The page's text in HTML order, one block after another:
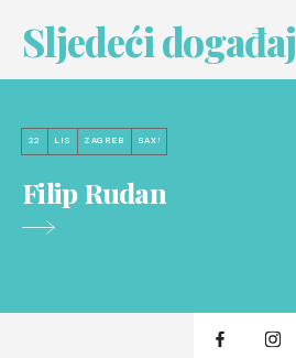
Sljedeći događaj
22 LIS ZAGREB SAX!
Filip Rudan